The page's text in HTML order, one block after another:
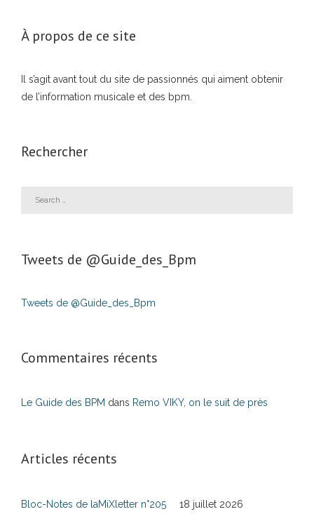
À propos de ce site
Il s’agit avant tout du site de passionnés qui aiment obtenir
de l’information musicale et des bpm.
Rechercher
Tweets de ‎@Guide_des_Bpm
Tweets de @Guide_des_Bpm
Commentaires récents
Le Guide des BPM dans Remo VIKY, on le suit de près
Articles récents
Bloc-Notes de laMiXletter n°205 18 juillet 2026